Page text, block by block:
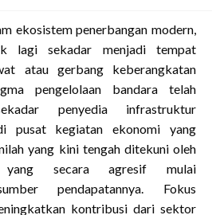
ekosistem penerbangan modern,
lagi sekadar menjadi tempat
atau gerbang keberangkatan
pengelolaan bandara telah
penyedia infrastruktur
pusat kegiatan ekonomi yang
yang kini tengah ditekuni oleh
secara agresif mulai
pendapatannya. Fokus
kontribusi dari sektor